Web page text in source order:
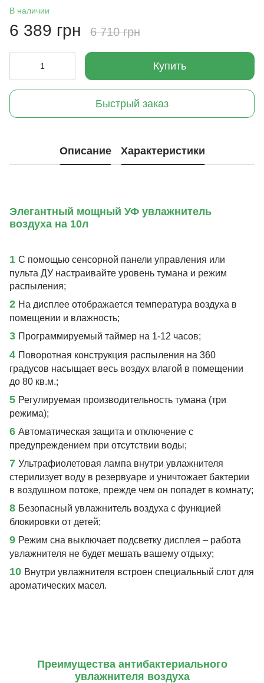
В наличии
6 389 грн 6 710 грн
Купить
Быстрый заказ
Описание Характеристики
Элегантный мощный УФ увлажнитель
воздуха на 10л
1 С помощью сенсорной панели управления или
пульта ДУ настраивайте уровень тумана и режим
распыления;
2 На дисплее отображается температура воздуха в
помещении и влажность;
3 Программируемый таймер на 1-12 часов;
4 Поворотная конструкция распыления на 360
градусов насыщает весь воздух влагой в помещении
до 80 кв.м.;
5 Регулируемая производительность тумана (три
режима);
6 Автоматическая защита и отключение с
предупреждением при отсутствии воды;
7 Ультрафиолетовая лампа внутри увлажнителя
стерилизует воду в резервуаре и уничтожает бактерии
в воздушном потоке, прежде чем он попадет в комнату;
8 Безопасный увлажнитель воздуха с функцией
блокировки от детей;
9 Режим сна выключает подсветку дисплея – работа
увлажнителя не будет мешать вашему отдыху;
10 Внутри увлажнителя встроен специальный слот для
ароматических масел.
Преимущества антибактериального
увлажнителя воздуха